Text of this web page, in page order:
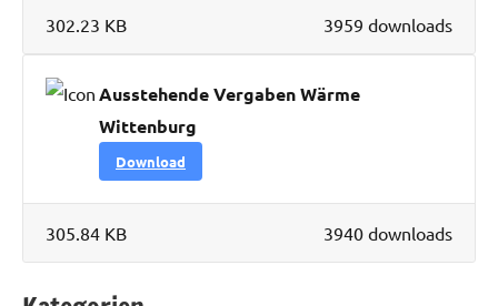
3959 downloads
302.23 KB
Ausstehende Vergaben Wärme
Wittenburg
Download
3940 downloads
305.84 KB